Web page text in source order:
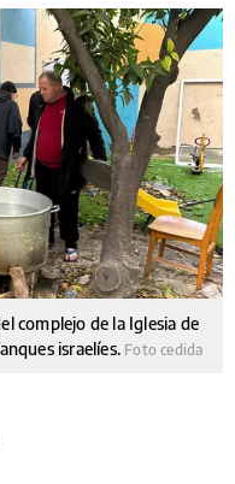
complejo de la Iglesia de
israelíes. Foto cedida